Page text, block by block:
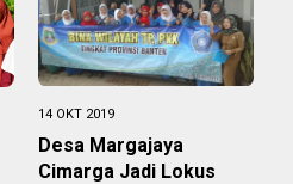
14 OKT 2019
Desa Margajaya
Cimarga Jadi Lokus